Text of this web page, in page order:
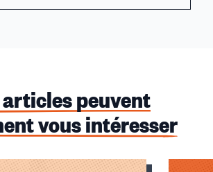
articles peuvent
vous intéresser